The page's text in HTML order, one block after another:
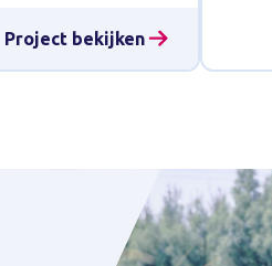
Project bekijken